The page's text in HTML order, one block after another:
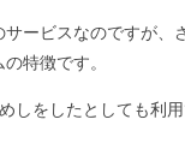
ービスなのですが、
特徴です。
しをしたとしても利